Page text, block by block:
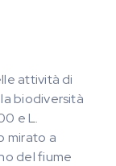
attività di
biodiversità
e L.
mirato a
del fiume